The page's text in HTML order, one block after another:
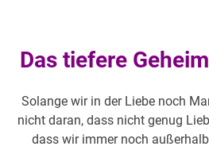
Das tiefere
Solange wir in der Liebe noch
nicht daran, dass nicht genug
dass wir immer noch